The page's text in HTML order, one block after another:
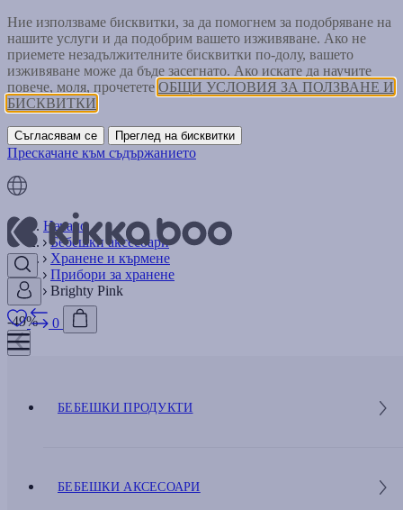
Ние използваме бисквитки, за да помогнем за подобряване на
нашите услуги и да подобрим вашето изживяване. Ако не
приемете незадължителните бисквитки по-долу, вашето
изживяване може да бъде засегнато. Ако искате да научите
повече, моля, прочетете ОБЩИ УСЛОВИЯ ЗА ПОЛЗВАНЕ И
БИСКВИТКИ
Съгласявам се Преглед на бисквитки
Прескачане към съдържанието
0
БЕБЕШКИ ПРОДУКТИ
БЕБЕШКИ АКСЕСОАРИ
Начало
Бебешки аксесоари
Хранене и кърмене
Прибори за хранене
Brighty Pink
-49%